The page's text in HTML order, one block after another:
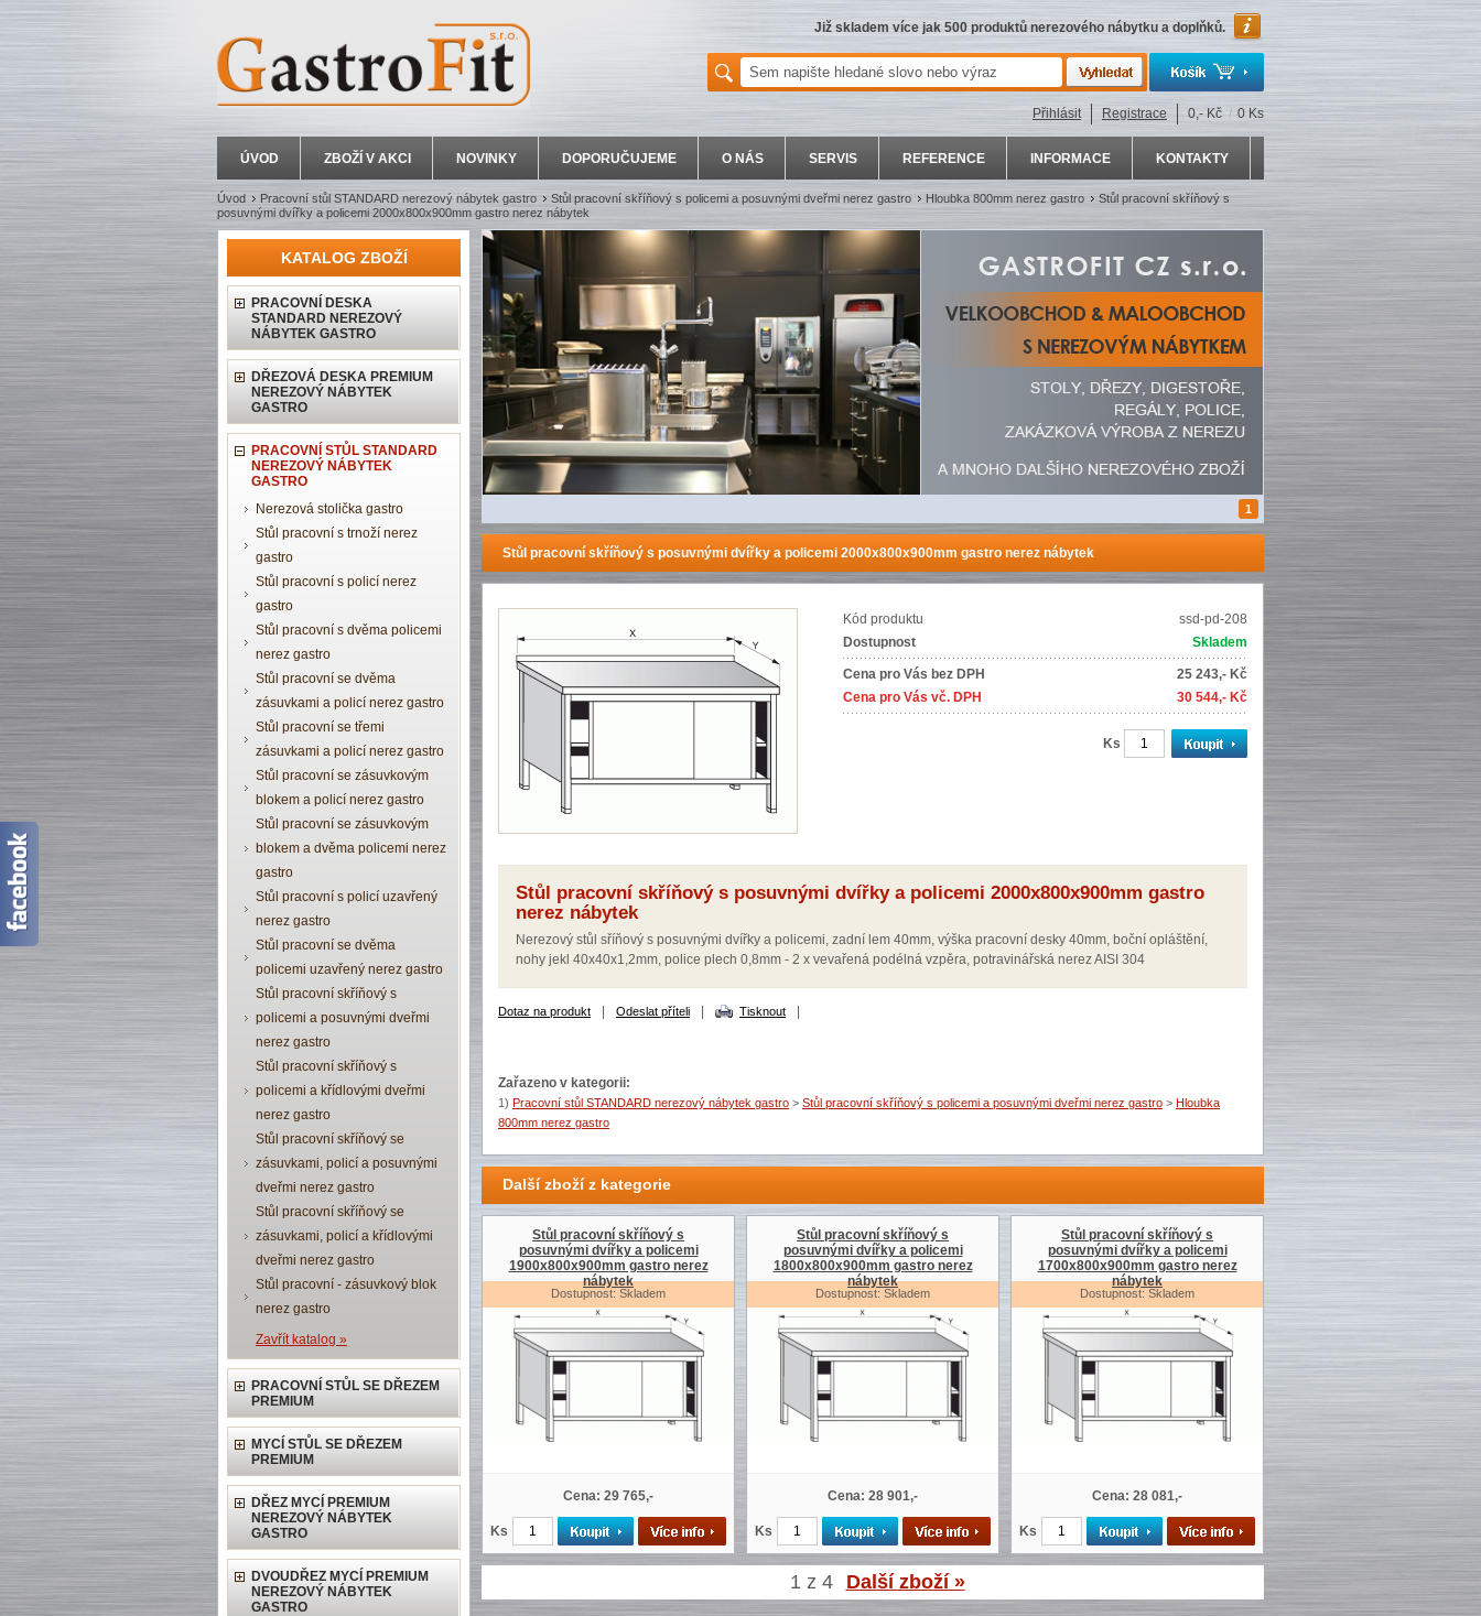
Již skladem více jak 500 produktů nerezového nábytku a doplňků.
Přihlásit Registrace 0,- Kč / 0 Ks
ÚVOD ZBOŽÍ V AKCI NOVINKY DOPORUČUJEME O NÁS SERVIS REFERENCE INFORMACE KONTAKTY
Úvod Pracovní stůl STANDARD nerezový nábytek gastro Stůl pracovní skříňový s policemi a posuvnými dveřmi nerez gastro Hloubka 800mm nerez gastro
Stůl pracovní skříňový s
posuvnými dvířky a policemi 2000x800x900mm gastro nerez nábytek
KATALOG ZBOŽÍ
PRACOVNÍ DESKA
STANDARD NEREZOVÝ
NÁBYTEK GASTRO
DŘEZOVÁ DESKA PREMIUM
NEREZOVÝ NÁBYTEK
GASTRO
PRACOVNÍ STŮL STANDARD
NEREZOVÝ NÁBYTEK
GASTRO
Nerezová stolička gastro
Stůl pracovní s trnoží nerez
gastro
Stůl pracovní s policí nerez
gastro
Stůl pracovní s dvěma policemi
nerez gastro
Stůl pracovní se dvěma
zásuvkami a policí nerez gastro
Stůl pracovní se třemi
zásuvkami a policí nerez gastro
Stůl pracovní se zásuvkovým
blokem a policí nerez gastro
Stůl pracovní se zásuvkovým
blokem a dvěma policemi nerez
gastro
Stůl pracovní s policí uzavřený
nerez gastro
Stůl pracovní se dvěma
policemi uzavřený nerez gastro
Stůl pracovní skříňový s
policemi a posuvnými dveřmi
nerez gastro
Stůl pracovní skříňový s
policemi a křídlovými dveřmi
nerez gastro
Stůl pracovní skříňový se
zásuvkami, policí a posuvnými
dveřmi nerez gastro
Stůl pracovní skříňový se
zásuvkami, policí a křídlovými
dveřmi nerez gastro
Stůl pracovní - zásuvkový blok
nerez gastro
Zavřít katalog »
PRACOVNÍ STŮL SE DŘEZEM
PREMIUM
MYCÍ STŮL SE DŘEZEM
PREMIUM
DŘEZ MYCÍ PREMIUM
NEREZOVÝ NÁBYTEK
GASTRO
DVOUDŘEZ MYCÍ PREMIUM
NEREZOVÝ NÁBYTEK
GASTRO
1
Stůl pracovní skříňový s posuvnými dvířky a policemi 2000x800x900mm gastro nerez nábytek
Kód produktu
ssd-pd-208
Dostupnost
Skladem
Cena pro Vás bez DPH
25 243,- Kč
Cena pro Vás vč. DPH
30 544,- Kč
Ks
Stůl pracovní skříňový s posuvnými dvířky a policemi 2000x800x900mm gastro
nerez nábytek
Nerezový stůl sříňový s posuvnými dvířky a policemi, zadní lem 40mm, výška pracovní desky 40mm, boční opláštění,
nohy jekl 40x40x1,2mm, police plech 0,8mm - 2 x vevařená podélná vzpěra, potravinářská nerez AISI 304
Dotaz na produkt Odeslat příteli Tisknout
Zařazeno v kategorii:
1) Pracovní stůl STANDARD nerezový nábytek gastro > Stůl pracovní skříňový s policemi a posuvnými dveřmi nerez gastro > Hloubka
800mm nerez gastro
Další zboží z kategorie
Stůl pracovní skříňový s
posuvnými dvířky a policemi
1900x800x900mm gastro nerez
nábytek
Dostupnost: Skladem
Cena: 29 765,-
Ks
Stůl pracovní skříňový s
posuvnými dvířky a policemi
1800x800x900mm gastro nerez
nábytek
Dostupnost: Skladem
Cena: 28 901,-
Ks
Stůl pracovní skříňový s
posuvnými dvířky a policemi
1700x800x900mm gastro nerez
nábytek
Dostupnost: Skladem
Cena: 28 081,-
Ks
1 z 4 Další zboží »